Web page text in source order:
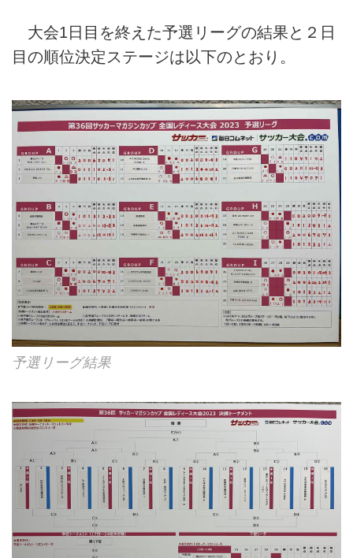
大会1日目を終えた予選リーグの結果と２日
目の順位決定ステージは以下のとおり。
予選リーグ結果